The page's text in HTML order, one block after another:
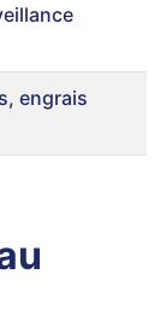
engrais